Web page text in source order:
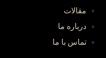
مقالات
درباره ما
تماس با ما